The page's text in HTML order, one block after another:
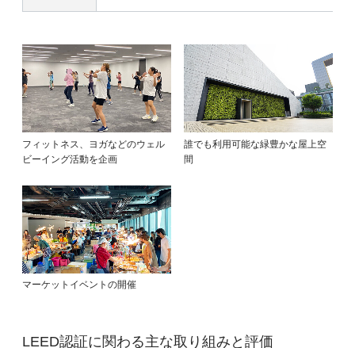
フィットネス、ヨガなどのウェル
ビーイング活動を企画
誰でも利用可能な緑豊かな屋上空
間
マーケットイベントの開催
LEED認証に関わる主な取り組みと評価